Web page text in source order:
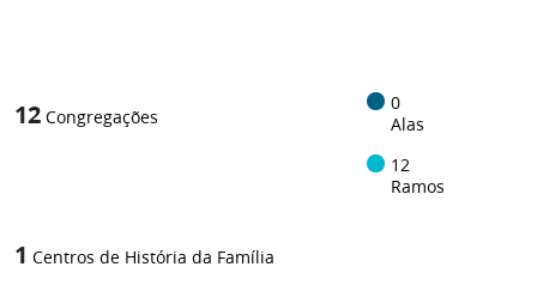
12 Congregações
0
Alas
12
Ramos
1 Centros de História da Família